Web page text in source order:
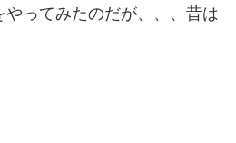
ってみたのだが、、、昔は